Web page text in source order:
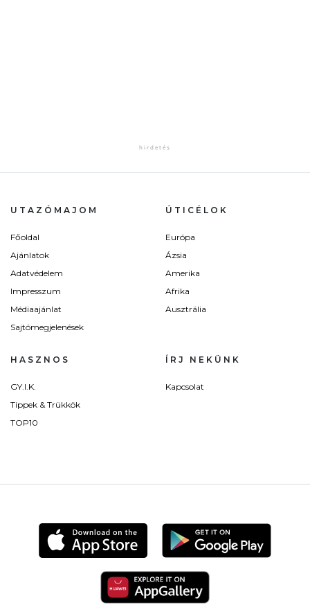
UTAZÓMAJOM
Főoldal
Ajánlatok
Adatvédelem
Impresszum
Médiaajánlat
Sajtómegjelenések
ÚTICÉLOK
Európa
Ázsia
Amerika
Afrika
Ausztrália
HASZNOS
GY.I.K.
Tippek & Trükkök
TOP10
ÍRJ NEKÜNK
Kapcsolat